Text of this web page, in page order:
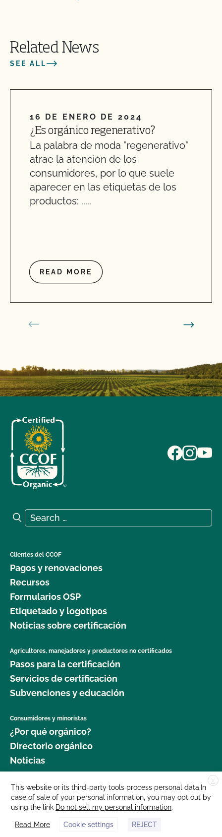
Related News
SEE ALL
16 DE ENERO DE 2024
¿Es orgánico regenerativo?
La palabra de moda "regenerativo"
atrae la atención de los
consumidores, por lo que suele
aparecer en las etiquetas de los
productos: .....
READ MORE
Search for:
Search
Clientes del CCOF
Pagos y renovaciones
Recursos
Formularios OSP
Etiquetado y logotipos
Noticias sobre certificación
Agricultores, manejadores y productores no certificados
Pasos para la certificación
Servicios de certificación
Subvenciones y educación
Consumidores y minoristas
¿Por qué orgánico?
Directorio orgánico
Noticias
Donar
Carreras profesionales
Sala de prensa
Contáctenos
X
This website or its third-party tools process personal data.In
case of sale of your personal information, you may opt out by
using the link Do not sell my personal information.
Read More Cookie settings REJECT